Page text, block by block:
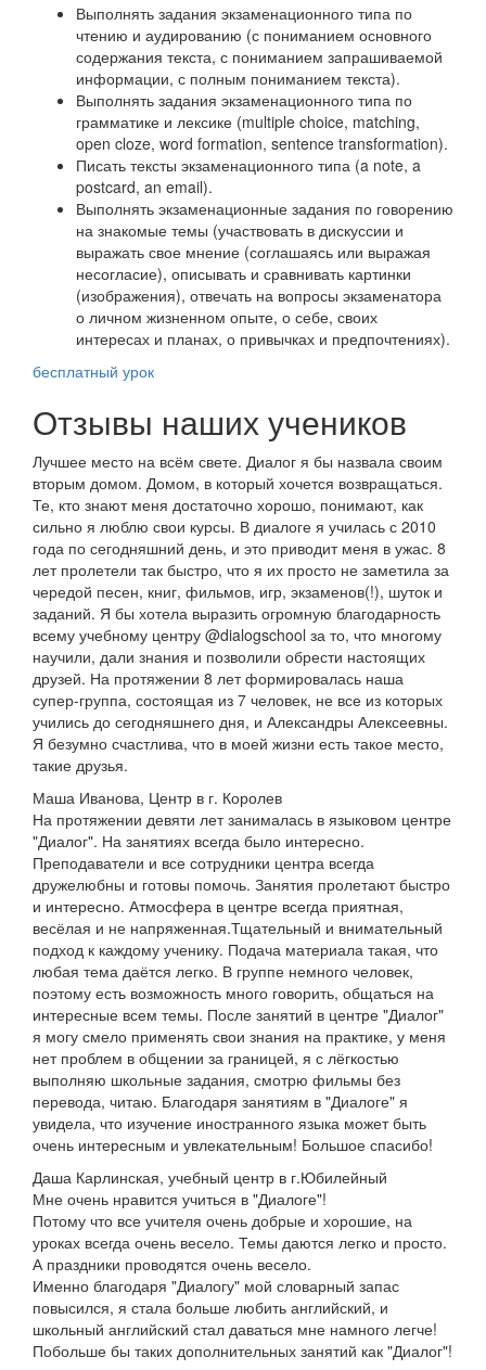
Выполнять задания экзаменационного типа по
чтению и аудированию (с пониманием основного
содержания текста, с пониманием запрашиваемой
информации, с полным пониманием текста).
Выполнять задания экзаменационного типа по
грамматике и лексике (multiple choice, matching,
open cloze, word formation, sentence transformation).
Писать тексты экзаменационного типа (a note, a
postcard, an email).
Выполнять экзаменационные задания по говорению
на знакомые темы (участвовать в дискуссии и
выражать свое мнение (соглашаясь или выражая
несогласие), описывать и сравнивать картинки
(изображения), отвечать на вопросы экзаменатора
о личном жизненном опыте, о себе, своих
интересах и планах, о привычках и предпочтениях).
бесплатный урок
Отзывы наших учеников
Лучшее место на всём свете. Диалог я бы назвала своим
вторым домом. Домом, в который хочется возвращаться.
Те, кто знают меня достаточно хорошо, понимают, как
сильно я люблю свои курсы. В диалоге я училась с 2010
года по сегодняшний день, и это приводит меня в ужас. 8
лет пролетели так быстро, что я их просто не заметила за
чередой песен, книг, фильмов, игр, экзаменов(!), шуток и
заданий. Я бы хотела выразить огромную благодарность
всему учебному центру @dialogschool за то, что многому
научили, дали знания и позволили обрести настоящих
друзей. На протяжении 8 лет формировалась наша
супер-группа, состоящая из 7 человек, не все из которых
учились до сегодняшнего дня, и Александры Алексеевны.
Я безумно счастлива, что в моей жизни есть такое место,
такие друзья.
Маша Иванова, Центр в г. Королев
На протяжении девяти лет занималась в языковом центре
"Диалог". На занятиях всегда было интересно.
Преподаватели и все сотрудники центра всегда
дружелюбны и готовы помочь. Занятия пролетают быстро
и интересно. Атмосфера в центре всегда приятная,
весёлая и не напряженная.Тщательный и внимательный
подход к каждому ученику. Подача материала такая, что
любая тема даётся легко. В группе немного человек,
поэтому есть возможность много говорить, общаться на
интересные всем темы. После занятий в центре "Диалог"
я могу смело применять свои знания на практике, у меня
нет проблем в общении за границей, я с лёгкостью
выполняю школьные задания, смотрю фильмы без
перевода, читаю. Благодаря занятиям в "Диалоге" я
увидела, что изучение иностранного языка может быть
очень интересным и увлекательным! Большое спасибо!
Даша Карлинская, учебный центр в г.Юбилейный
Мне очень нравится учиться в "Диалоге"!
Потому что все учителя очень добрые и хорошие, на
уроках всегда очень весело. Темы даются легко и просто.
А праздники проводятся очень весело.
Именно благодаря "Диалогу" мой словарный запас
повысился, я стала больше любить английский, и
школьный английский стал даваться мне намного легче!
Побольше бы таких дополнительных занятий как "Диалог"!